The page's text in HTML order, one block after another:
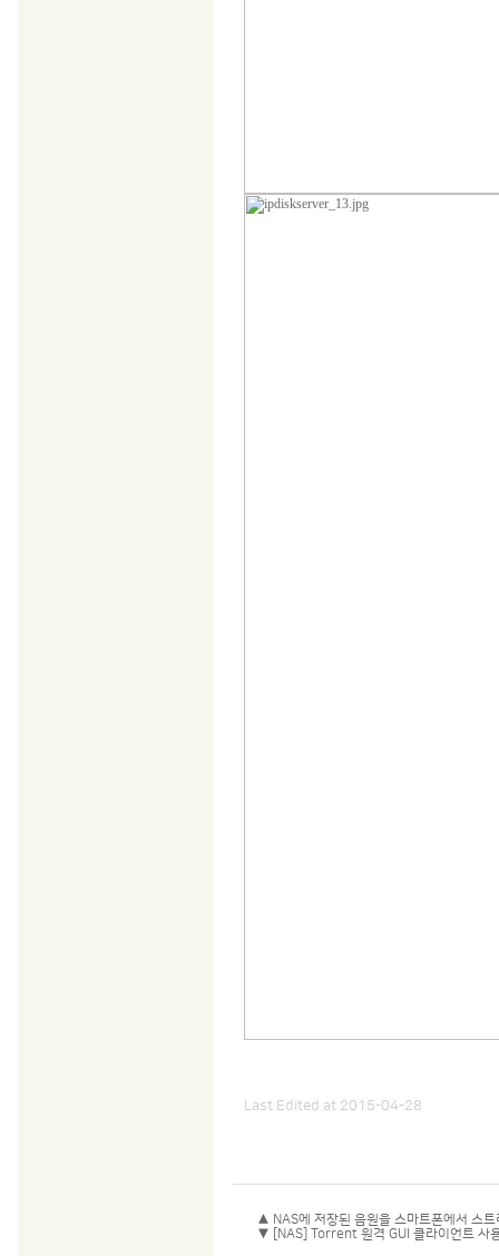
Last Edited at 2015-04-28
▲ NAS에 저장된 음원을 스마트폰에서 스
▼ [NAS] Torrent 원격 GUI 클라이언트 사